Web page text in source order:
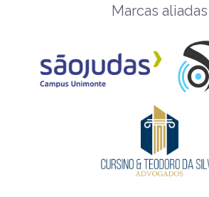
Marcas aliadas